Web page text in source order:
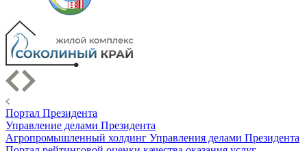
Портал Президента
Управление делами Президента
Агропромышленный холдинг Управления делами Президента